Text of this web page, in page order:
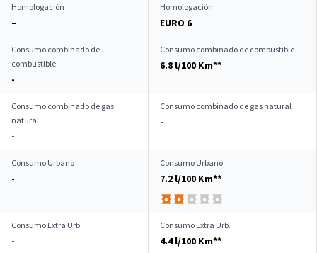
Homologación
–
Homologación
EURO 6
Consumo combinado de
combustible
-
Consumo combinado de combustible
6.8 l/100 Km**
Consumo combinado de gas
natural
-
Consumo combinado de gas natural
-
Consumo Urbano
-
Consumo Urbano
7.2 l/100 Km**
Consumo Extra Urb.
-
Consumo Extra Urb.
4.4 l/100 Km**